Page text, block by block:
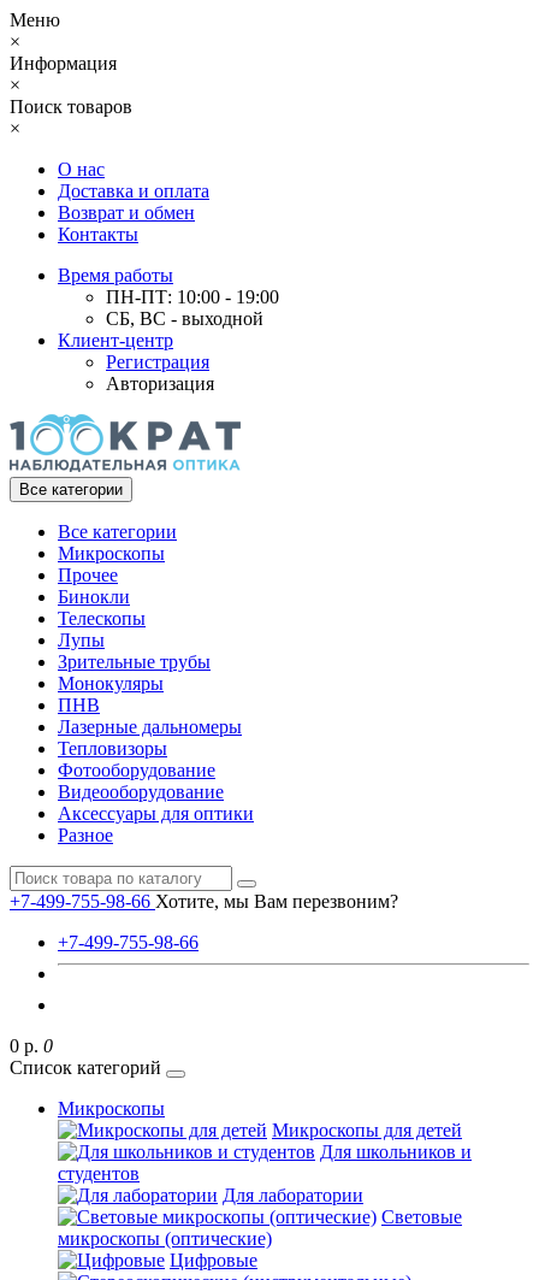
Меню
×
Информация
×
Поиск товаров
×
О нас
Доставка и оплата
Возврат и обмен
Контакты
Время работы
ПН-ПТ: 10:00 - 19:00
СБ, ВС - выходной
Клиент-центр
Регистрация
Авторизация
Все категории
Все категории
Микроскопы
Прочее
Бинокли
Телескопы
Лупы
Зрительные трубы
Монокуляры
ПНВ
Лазерные дальномеры
Тепловизоры
Фотооборудование
Видеооборудование
Аксессуары для оптики
Разное
+7-499-755-98-66 Хотите, мы Вам перезвоним?
+7-499-755-98-66
0 р. 0
Список категорий
Микроскопы
Микроскопы для детей
Для школьников и
студентов
Для лаборатории
Световые
микроскопы (оптические)
Цифровые